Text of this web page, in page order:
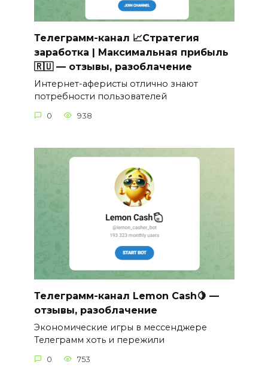
Телеграмм-канал 📈Стратегия
заработка | Максимальная прибыль
🇷🇺 — отзывы, разоблачение
Интернет-аферисты отлично знают
потребности пользователей
0 938
Телеграмм-канал Lemon Cash🍋 —
отзывы, разоблачение
Экономические игры в мессенджере
Телеграмм хоть и пережили
0 753